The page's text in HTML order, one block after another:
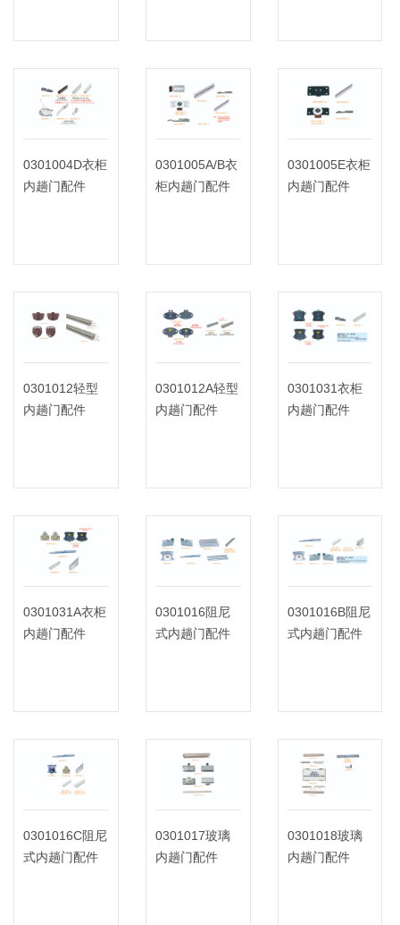
0301004D衣柜
内趟门配件
0301005A/B衣
柜内趟门配件
0301005E衣柜
内趟门配件
0301012轻型
内趟门配件
0301012A轻型
内趟门配件
0301031衣柜
内趟门配件
0301031A衣柜
内趟门配件
0301016阻尼
式内趟门配件
0301016B阻尼
式内趟门配件
0301016C阻尼
式内趟门配件
0301017玻璃
内趟门配件
0301018玻璃
内趟门配件